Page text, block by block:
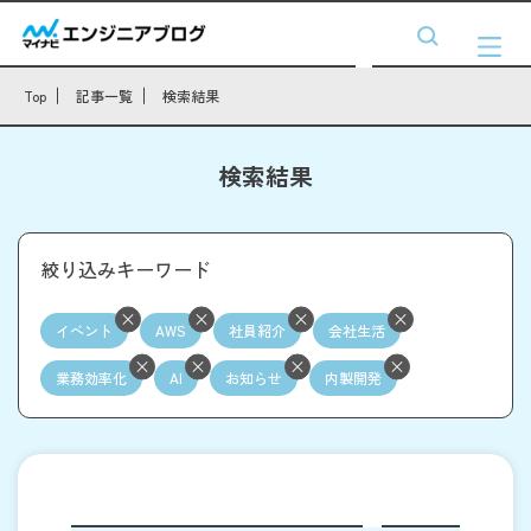
Top 記事一覧 検索結果
検索結果
絞り込みキーワード
イベント AWS 社員紹介 会社生活
業務効率化 AI お知らせ 内製開発